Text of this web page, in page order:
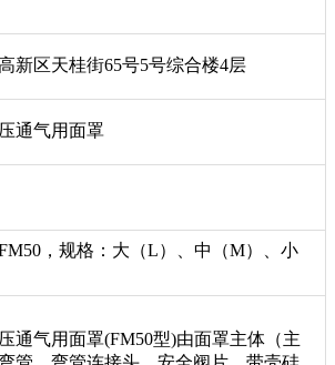
新区天桂街65号5号综合楼4层
通气用面罩
，规格：大（L）、中（M）、小
通气用面罩(FM50型)由面罩主体（主